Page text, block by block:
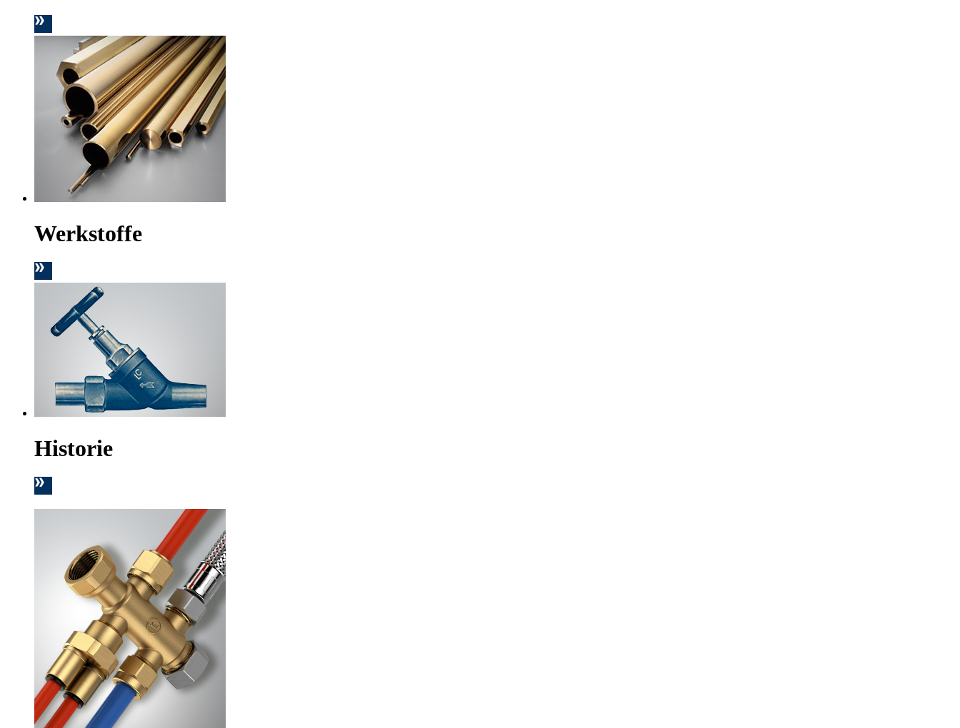
Werkstoffe
Historie